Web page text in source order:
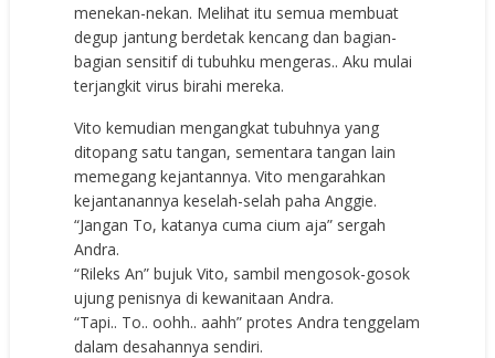
menekan-nekan. Melihat itu semua membuat
degup jantung berdetak kencang dan bagian-
bagian sensitif di tubuhku mengeras.. Aku mulai
terjangkit virus birahi mereka.
Vito kemudian mengangkat tubuhnya yang
ditopang satu tangan, sementara tangan lain
memegang kejantannya. Vito mengarahkan
kejantanannya keselah-selah paha Anggie.
“Jangan To, katanya cuma cium aja” sergah
Andra.
“Rileks An” bujuk Vito, sambil mengosok-gosok
ujung penisnya di kewanitaan Andra.
“Tapi.. To.. oohh.. aahh” protes Andra tenggelam
dalam desahannya sendiri.